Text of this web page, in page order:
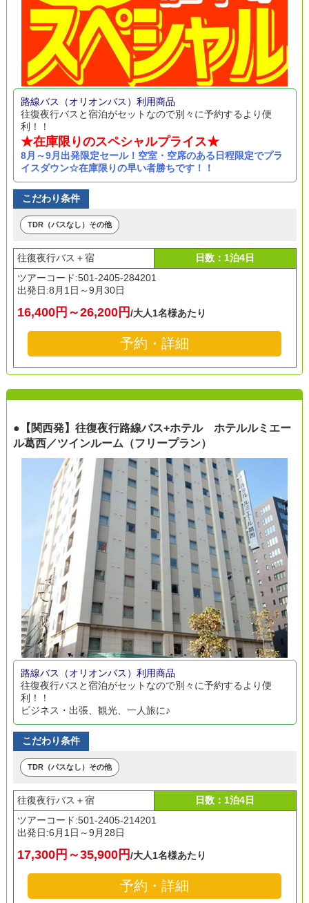
路線バス（オリオンバス）利用商品
往復夜行バスと宿泊がセットなので別々に予約するより便
利！！
★在庫限りのスペシャルプライス★
8月～9月出発限定セール！空室・空席のある日程限定でプラ
イスダウン☆在庫限りの早い者勝ちです！！
こだわり条件
TDR（パスなし）その他
往復夜行バス＋宿
日数：1泊4日
ツアーコード:501-2405-284201
出発日:8月1日～9月30日
16,400円～26,200円/大人1名様あたり
予約・詳細
●【関西発】往復夜行路線バス+ホテル ホテルルミエー
ル葛西／ツインルーム（フリープラン）
路線バス（オリオンバス）利用商品
往復夜行バスと宿泊がセットなので別々に予約するより便
利！！
ビジネス・出張、観光、一人旅に♪
こだわり条件
TDR（パスなし）その他
往復夜行バス＋宿
日数：1泊4日
ツアーコード:501-2405-214201
出発日:6月1日～9月28日
17,300円～35,900円/大人1名様あたり
予約・詳細